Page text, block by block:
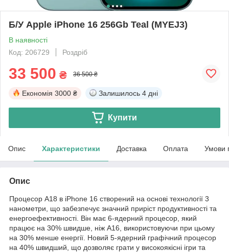
Б/У Apple iPhone 16 256Gb Teal (MYEJ3)
В наявності
Код: 206729
Роздріб
33 500 ₴ 36 500 ₴
Економія 3000 ₴ Залишилось 4 дні
Купити
Опис Характеристики Доставка Оплата Умови
Опис
Процесор A18 в iPhone 16 створений на основі технології 3
нанометри, що забезпечує значний приріст продуктивності та
енергоефективності. Він має 6-ядерний процесор, який
працює на 30% швидше, ніж А16, використовуючи при цьому
на 30% менше енергії. Новий 5-ядерний графічний процесор
на 40% швидший, що дозволяє грати у високоякісні ігри та